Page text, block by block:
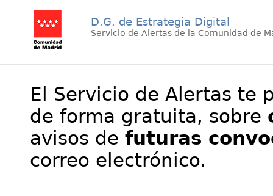
D.G. de Estrategia Digital
Servicio de Alertas de la Comunidad de
El Servicio de Alertas te
de forma gratuita, sobre
avisos de futuras
correo electrónico.